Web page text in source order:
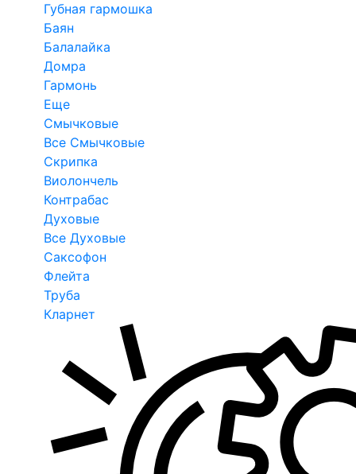
Губная гармошка
Баян
Балалайка
Домра
Гармонь
Еще
Смычковые
Все Смычковые
Скрипка
Виолончель
Контрабас
Духовые
Все Духовые
Саксофон
Флейта
Труба
Кларнет